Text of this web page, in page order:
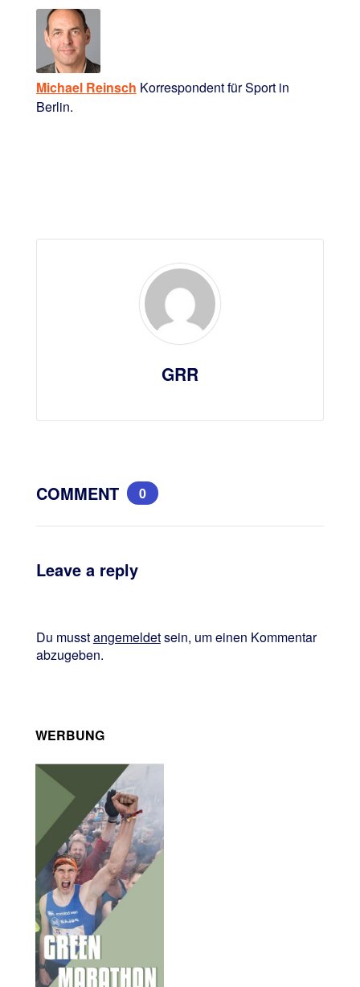
Michael Reinsch Korrespondent für Sport in
Berlin.
GRR
COMMENT 0
Leave a reply
Du musstangemeldetsein, um einen Kommentar
abzugeben.
WERBUNG